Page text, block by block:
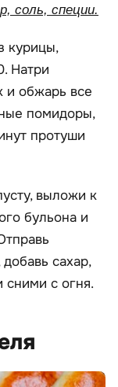
соль, специи.
курицы,
Натри
и обжарь все
помидоры,
протуши
выложи к
бульона и
сахар,
сними с огня.